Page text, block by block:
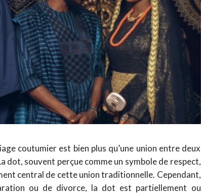
coutumier est bien plus qu’une union entre deux
dot, souvent perçue comme un symbole de respect,
central de cette union traditionnelle. Cependant,
ou de divorce, la dot est partiellement ou